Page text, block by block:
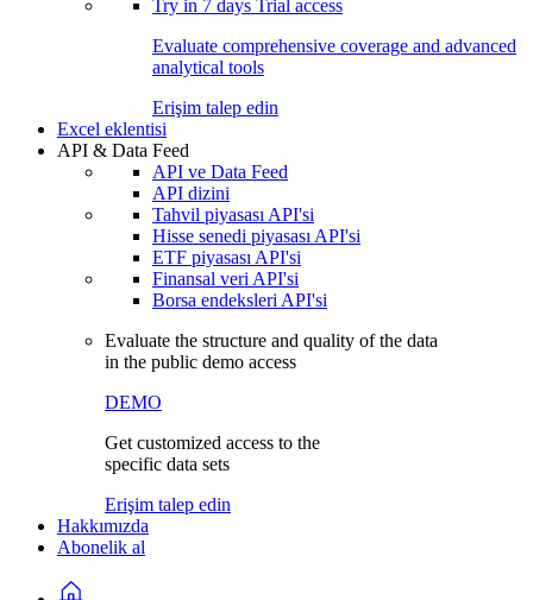
Try in 7 days Trial access
Evaluate comprehensive coverage and advanced
analytical tools
Erişim talep edin
Excel eklentisi
API & Data Feed
API ve Data Feed
API dizini
Tahvil piyasası API'si
Hisse senedi piyasası API'si
ETF piyasası API'si
Finansal veri API'si
Borsa endeksleri API'si
Evaluate the structure and quality of the data
in the public demo access
DEMO
Get customized access to the
specific data sets
Erişim talep edin
Hakkımızda
Abonelik al